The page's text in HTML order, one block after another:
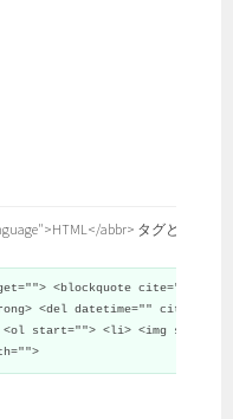
abbr> タグと属性が
<blockquote cite="">
<del datetime="" cite="">
start=""> <li> <img src=""